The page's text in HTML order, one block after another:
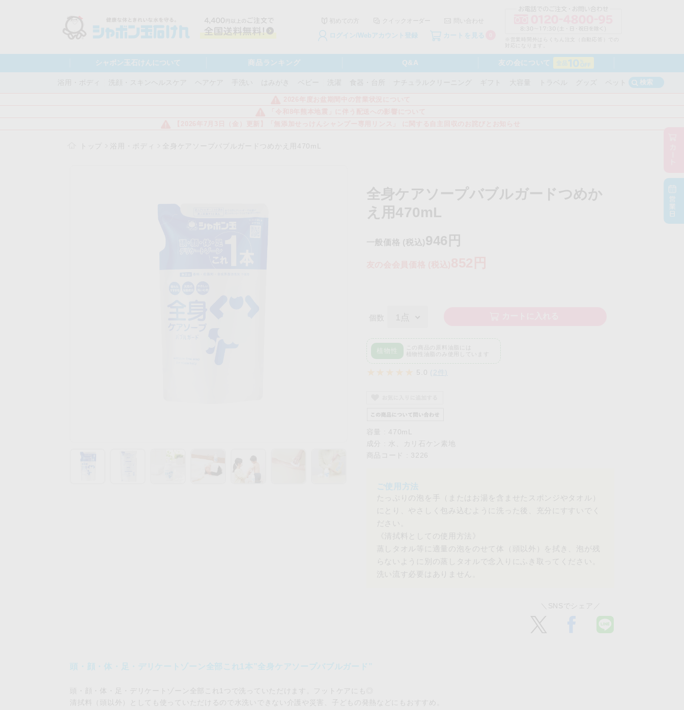
初めての方 クイックオーダー 問い合わせ
ログイン/Webアカウント登録 カートを見る
※営業時間外はらくちん注文（自動応答）での
対応になります。
シャボン玉石けんについて 商品ランキング Q&A 友の会について
検索
浴用・ボディ 洗顔・スキンヘルスケア ヘアケア はみがき ベビー 食器・台所 ナチュラルクリーニング グッズ
浴用・ボディ 全身ケアソープバブルガードつめかえ用470mL
全身ケアソープバブルガードつめか
え用470mL
一般価格 (税込)946円
個数
5.0 (2件)
容量 : 470mL
成分 : 水、カリ石ケン素地
商品コード : 3226
たっぷりの泡を手（またはお湯を含ませたスポンジやタオル）
にとり、やさしく包み込むように洗った後、充分にすすいでく
ださい。
《清拭料としての使用方法》
蒸しタオル等に適量の泡をのせて体（頭以外）を拭き、泡が残
らないように別の蒸しタオルで念入りにふき取ってください。
洗い流す必要はありません。
頭・顔・体・足・デリケートゾーン全部これ1本”全身ケアソープバブルガード”
頭・顔・体・足・デリケートゾーン全部これ1つで洗っていただけます。フットケアにも◎
清拭料（頭以外）としても使っていただけるので水洗いできない介護や災害、子どもの発熱などにもおすすめ。